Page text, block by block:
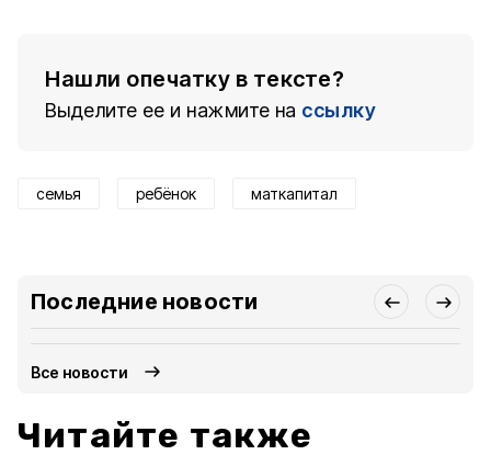
Нашли опечатку в тексте?
Выделите ее и нажмите на ссылку
семья ребёнок маткапитал
Последние новости
Все новости
Читайте также